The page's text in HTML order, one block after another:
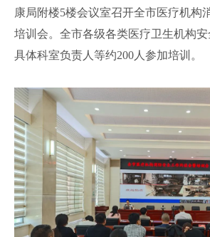
康局附楼5楼会议室召开全市医疗机构
培训会。全市各级各类医疗卫生机构安
具体科室负责人等约200人参加培训。